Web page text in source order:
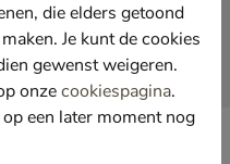
Arabia
die elders getoond
Je kunt de cookies
gewenst weigeren.
onzecookiespagina.
een later moment nog